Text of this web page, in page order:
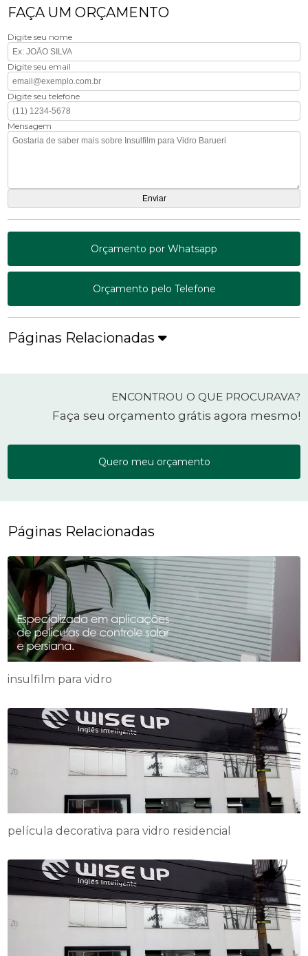
FAÇA UM ORÇAMENTO
Digite seu nome
Digite seu email
Digite seu telefone
Mensagem
Orçamento por Whatsapp
Orçamento pelo Telefone
Páginas Relacionadas
ENCONTROU O QUE PROCURAVA?
Faça seu orçamento grátis agora mesmo!
Quero meu orçamento
Páginas Relacionadas
insulfilm para vidro
película decorativa para vidro residencial